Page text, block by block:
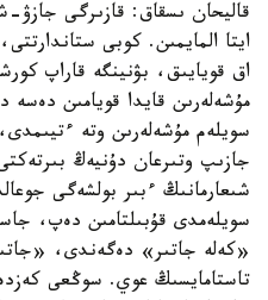
قاليحان ىسقاق: قازىرگى جازۋ-
ايتا المايمىن. كوبى
اق قويايىق، بۋنينگە قاراپ
مۇشەلەرىن قايدا قويامىن
سويلەم مۇشەلەرىن وتە
جازىپ وتىرعان دۇنيەڭ
شىعارمانىڭ ءبىر بولشەگى
سويلەمدى قۇبىلتامىن دەپ،
«كەلە جاتىر» دەگەندى،
تاستامايسىڭ عوي. سوڭعى